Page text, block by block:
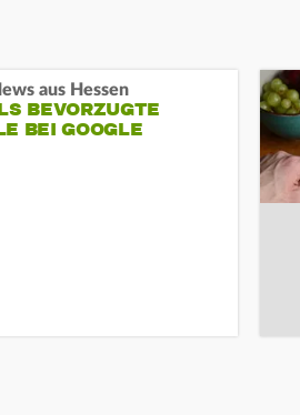
aus Hessen
BEVORZUGTE
BEI GOOGLE